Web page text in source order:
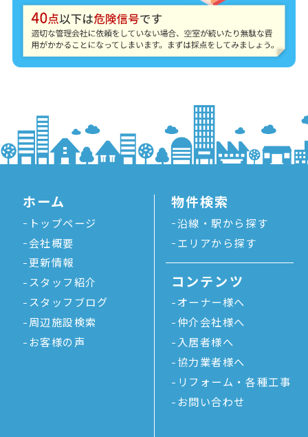
ホーム
トップページ
会社概要
更新情報
スタッフ紹介
スタッフブログ
周辺施設検索
お客様の声
物件検索
沿線・駅から探す
エリアから探す
コンテンツ
オーナー様へ
仲介会社様へ
入居者様へ
協力業者様へ
リフォーム・各種工事
お問い合わせ